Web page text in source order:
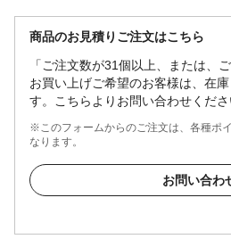
商品のお見積りご注文はこちら
「ご注文数が31個以上、または、
お買い上げご希望のお客様は、在
す。こちらよりお問い合わせくださ
※このフォームからのご注文は、各種ポ
なります。
お問い合わ